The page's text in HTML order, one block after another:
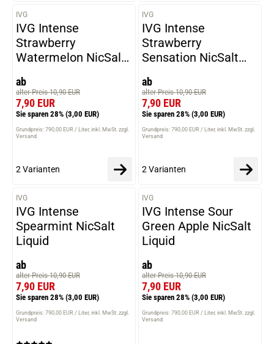
IVG
IVG Intense
Strawberry
Watermelon NicSalt
ab
alter Preis 10,90 EUR
7,90 EUR
Sie sparen 28% (3,00 EUR)
Grundpreis: 790,00 EUR / Liter inkl. MwSt. zzgl.
Versand
2 Varianten
IVG
IVG Intense
Strawberry
Sensation NicSalt
ab
alter Preis 10,90 EUR
7,90 EUR
Sie sparen 28% (3,00 EUR)
Grundpreis: 790,00 EUR / Liter inkl. MwSt. zzgl.
Versand
2 Varianten
IVG
IVG Intense
Spearmint NicSalt
Liquid
ab
alter Preis 10,90 EUR
7,90 EUR
Sie sparen 28% (3,00 EUR)
Grundpreis: 790,00 EUR / Liter inkl. MwSt. zzgl.
Versand
IVG
IVG Intense Sour
Green Apple NicSalt
Liquid
ab
alter Preis 10,90 EUR
7,90 EUR
Sie sparen 28% (3,00 EUR)
Grundpreis: 790,00 EUR / Liter inkl. MwSt. zzgl.
Versand